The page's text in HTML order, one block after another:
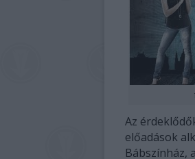
Az
előadások
Bábszínház,